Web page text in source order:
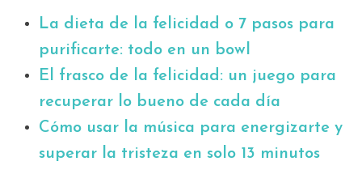
La dieta de la felicidad o 7 pasos para
purificarte: todo en un bowl
El frasco de la felicidad: un juego para
recuperar lo bueno de cada día
Cómo usar la música para energizarte y
superar la tristeza en solo 13 minutos